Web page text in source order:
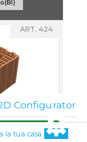
ART. 424
Configurator
la tua casa